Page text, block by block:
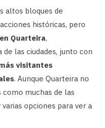
altos bloques de
históricas, pero
Quarteira,
las ciudades, junto con
visitantes
. Aunque Quarteira no
muchas de las
opciones para ver a